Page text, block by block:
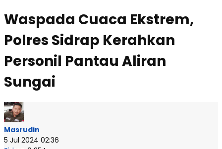
Waspada Cuaca Ekstrem,
Polres Sidrap Kerahkan
Personil Pantau Aliran
Sungai
Masrudin
5 Jul 2024 02:36